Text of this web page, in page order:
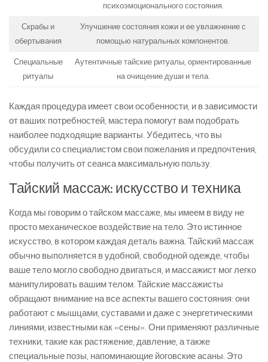
психоэмоционального состояния.
Скрабы и
обертывания
Улучшение состояния кожи и ее увлажнение с
помощью натуральных компонентов.
Специальные
ритуалы
Аутентичные тайские ритуалы, ориентированные
на очищение души и тела.
Каждая процедура имеет свои особенности, и в зависимости
от ваших потребностей, мастера помогут вам подобрать
наиболее подходящие варианты. Убедитесь, что вы
обсудили со специалистом свои пожелания и предпочтения,
чтобы получить от сеанса максимальную пользу.
Тайский массаж: искусство и техника
Когда мы говорим о тайском массаже, мы имеем в виду не
просто механическое воздействие на тело. Это истинное
искусство, в котором каждая деталь важна. Тайский массаж
обычно выполняется в удобной, свободной одежде, чтобы
ваше тело могло свободно двигаться, и массажист мог легко
манипулировать вашим телом. Тайские массажисты
обращают внимание на все аспекты вашего состояния: они
работают с мышцами, суставами и даже с энергетическими
линиями, известными как «сены». Они применяют различные
техники, такие как растяжение, давление, а также
специальные позы, напоминающие йоговские асаны. Это